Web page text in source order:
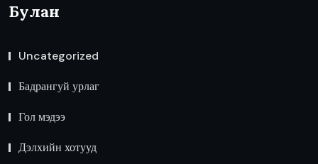
Булан
Uncategorized
Бадрангуй урлаг
Гол мэдээ
Дэлхийн хотууд